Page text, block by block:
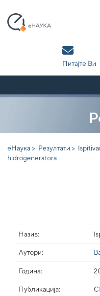
navigation
Питајте Ви
еНаука > Резултати >
hidrogeneratora
Назив:
Аутори:
Година:
Публикација: